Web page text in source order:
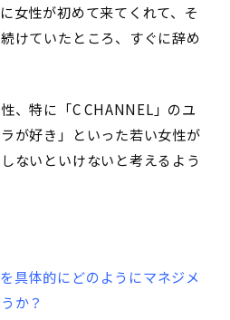
女性が初めて来てくれて、そ
けていたところ、すぐに辞め
、特に「C CHANNEL」 のユ
が好き」といった若い女性が
ないといけないと考えるよう
具体的にどのようにマネジメ
か？